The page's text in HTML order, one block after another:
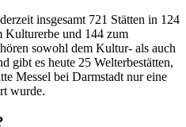
insgesamt 721 Stätten in 124
Kulturerbe und 144 zum
sowohl dem Kultur- als auch
gibt es heute 25 Welterbestätten,
Messel bei Darmstadt nur eine
wurde.